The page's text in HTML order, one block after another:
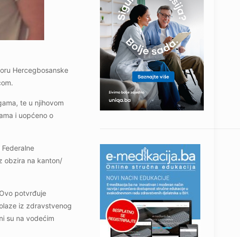
Hercegbosanske
te u njihovom
i uopćeno o
obzira na kanton/
potvrđuje
iz zdravstvenog
su na vodećim